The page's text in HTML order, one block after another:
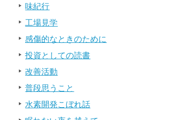
味紀行
工場見学
感傷的なときのために
投資としての読書
改善活動
普段思うこと
水素開発こぼれ話